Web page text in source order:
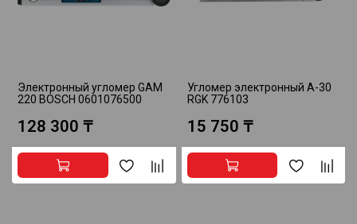
Электронный угломер GAM
220 BOSCH 0601076500
128 300 ₸
Угломер электронный A-30
RGK 776103
15 750 ₸